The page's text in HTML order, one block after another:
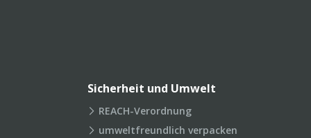
Sicherheit und Umwelt
REACH-Verordnung
umweltfreundlich verpacken